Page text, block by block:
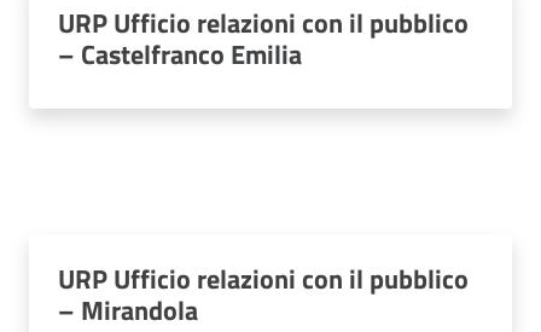
URP Ufficio relazioni con il pubblico
– Castelfranco Emilia
URP Ufficio relazioni con il pubblico
– Mirandola